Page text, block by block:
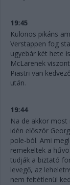
19:45
Különös pikáns
Verstappen fog
ugyebár két hete
McLarenek
Piastri van
után.
19:44
Na de akkor
idén először
pole-ból. Ami
remekeltek a
tudják a biztató
levegő, az
nem feltétlenül